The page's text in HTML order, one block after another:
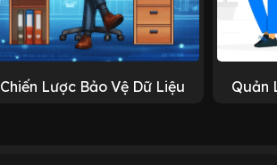
Chiến Lược Bảo Vệ Dữ Liệu Quản